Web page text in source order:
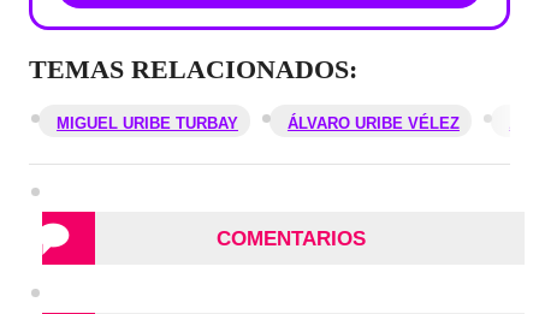
TEMAS RELACIONADOS:
MIGUEL URIBE TURBAY ÁLVARO URIBE VÉLEZ
COMENTARIOS